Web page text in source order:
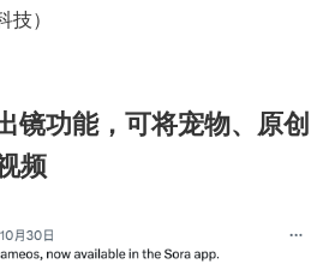
技）
镜功能，可将宠物、原创
频